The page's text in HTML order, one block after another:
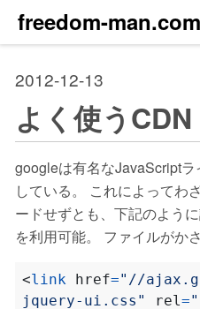
freedom-man.com
2012-12-13
よく使うCDN
googleは有名なJavaScript
している。 これによってわ
ードせずとも、下記のよう
を利用可能。 ファイルがか
<link href=
jquery-ui.css"
rel =